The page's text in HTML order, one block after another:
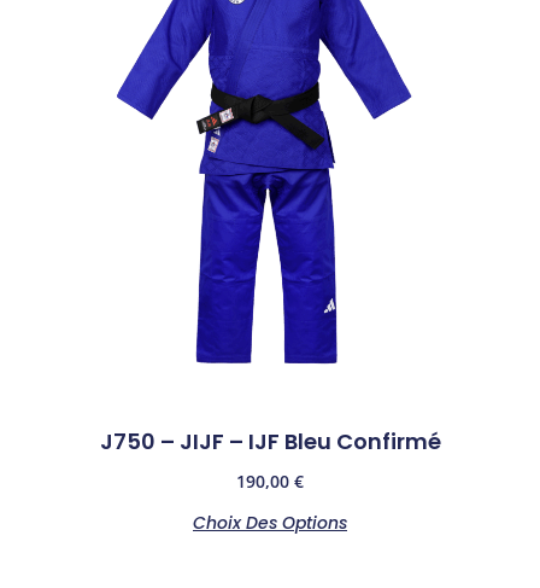
J750 – JIJF – IJF Bleu Confirmé
190,00 €
Choix Des Options